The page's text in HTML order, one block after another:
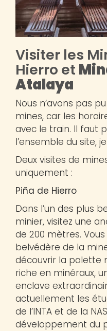
Visiter les
Hierro et
Atalaya
Nous n’avons pas
mines, car les
avec le train. Il faut
l’ensemble du site,
Deux visites de
uniquement :
Piña de Hierro
Dans l’un des plus
minier, visitez une
de 200 mètres.
belvédère de la
découvrir la palette
riche en minéraux,
enclave
actuellement les
de l’INTA et de la
développement du